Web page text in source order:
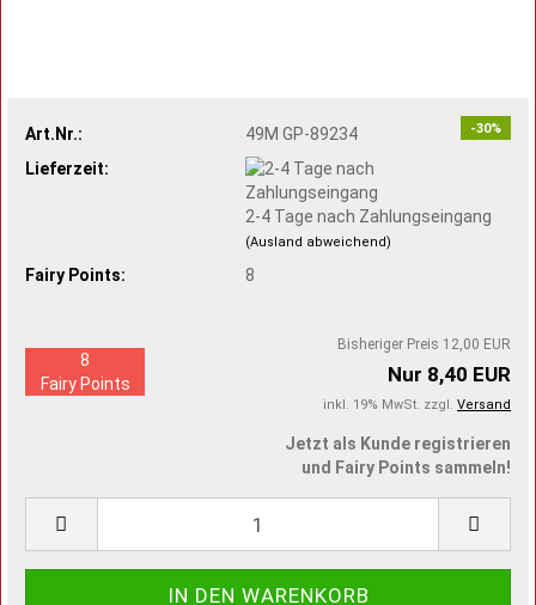
-30%
Art.Nr.:
49M GP-89234
Lieferzeit:
2-4 Tage nach Zahlungseingang
(Ausland abweichend)
Fairy Points: 8
Bisheriger Preis 12,00 EUR
Nur 8,40 EUR
inkl. 19% MwSt. zzgl. Versand
8
Fairy Points
Jetzt als Kunde registrieren
und Fairy Points sammeln!